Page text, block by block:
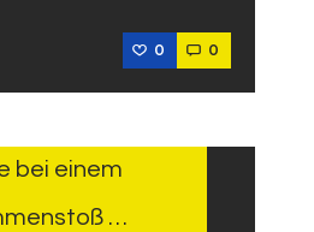
0 0
bei einem
…